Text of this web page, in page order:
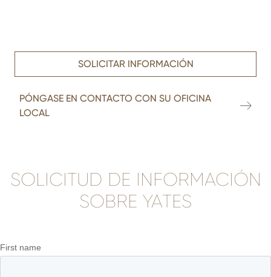
SOLICITAR INFORMACIÓN
PÓNGASE EN CONTACTO CON SU OFICINA
LOCAL
SOLICITUD DE INFORMACIÓN
SOBRE YATES